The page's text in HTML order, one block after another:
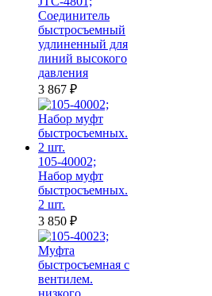
Соединитель
быстросъемный
удлиненный для
линий высокого
давления
3 867 ₽
105-40002;
Набор муфт
быстросъемных.
2 шт.
3 850 ₽